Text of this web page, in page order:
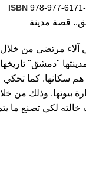
ISBN 978-977-
قصة مدينة
آلاء مرتضى من
"دمشق"
سكانها. كما تحكي
بيوتها. وذلك من
لكي تصنع ما